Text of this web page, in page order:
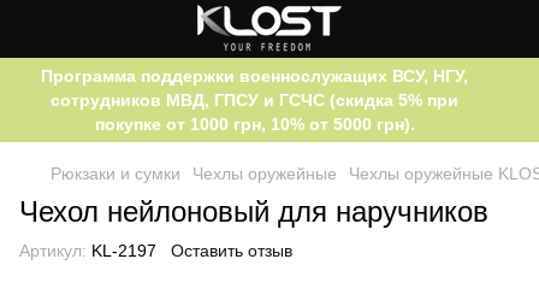
Программа поддержки военнослужащих ВСУ, НГУ,
сотрудников МВД, ГПСУ и ГСЧС (скидка 5% при
покупке от 1000 грн, 10% от 5000 грн).
Рюкзаки и сумки Чехлы оружейные Чехлы оружейные
Чехол нейлоновый для наручников
Артикул: KL-2197 Оставить отзыв